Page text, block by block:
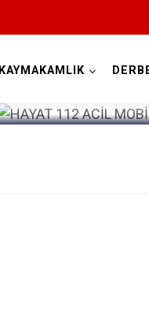
KAYMAKAMLIK